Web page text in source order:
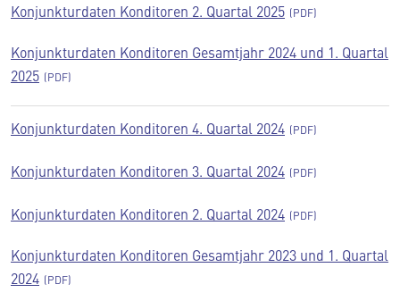
Konjunkturdaten Konditoren 2. Quartal 2025
Konjunkturdaten Konditoren Gesamtjahr 2024 und 1. Quartal
2025
Konjunkturdaten Konditoren 4. Quartal 2024
Konjunkturdaten Konditoren 3. Quartal 2024
Konjunkturdaten Konditoren 2. Quartal 2024
Konjunkturdaten Konditoren Gesamtjahr 2023 und 1. Quartal
2024